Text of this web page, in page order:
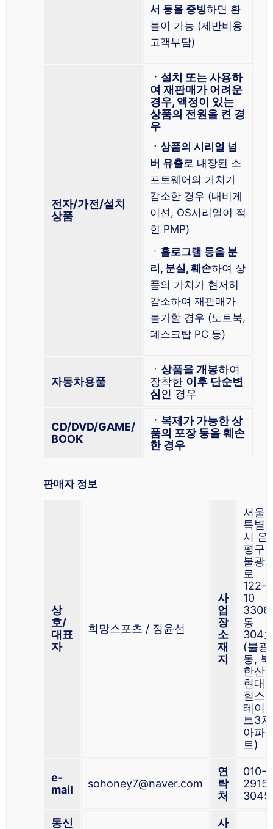
서 등을 증빙하면 환
불이 가능 (제반비용
고객부담)
전자/가전/설치
상품
ㆍ설치 또는 사용하
여 재판매가 어려운
경우, 액정이 있는
상품의 전원을 켠 경
우
ㆍ상품의 시리얼 넘
버 유출로 내장된 소
프트웨어의 가치가
감소한 경우 (내비게
이션, OS시리얼이 적
힌 PMP)
ㆍ 홀로그램 등을 분
리, 분실, 훼손하여 상
품의 가치가 현저히
감소하여 재판매가
불가할 경우 (노트북,
데스크탑 PC 등)
자동차용품
ㆍ 상품을 개봉하여
장착한 이후 단순변
심인 경우
CD/DVD/GAME/
BOOK
ㆍ복제가 가능한 상
품의 포장 등을 훼손
한 경우
판매자 정보
상
호/
대표
자
희망스포츠 / 정윤선
사
업
장
소
재
지
서울
특별
시 은
평구
불광
로
122-
10
3306
동
304
(불광
동, 북
한산
현대
힐스
테이
트3차
아파
트)
e-
mail
sohoney7@naver.com
연
락
처
010-
2915-
3045
통신
사